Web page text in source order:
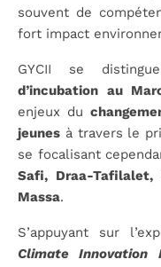
souvent de
fort impact
GYCII se
d’incubation au
enjeux du
jeunes à travers le
se focalisant
Safi, Draa-Tafilalet,
Massa.
S’appuyant sur
Climate Innovation